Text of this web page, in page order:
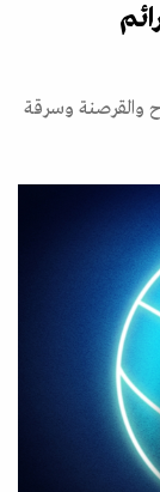
والقرصنة وسرقة